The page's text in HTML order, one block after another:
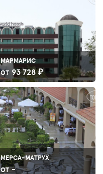
МАРМАРИС
ОТ 93 728 ₽
МЕРСА-МАТРУХ
ОТ -